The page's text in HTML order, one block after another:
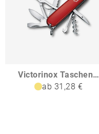
Victorinox Taschenmesser Huntsman
ab 31,28 €